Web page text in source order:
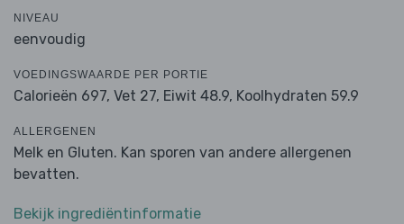
NIVEAU
eenvoudig
VOEDINGSWAARDE PER PORTIE
Calorieën 697, Vet 27, Eiwit 48.9, Koolhydraten 59.9
ALLERGENEN
Melk en Gluten. Kan sporen van andere allergenen
bevatten.
Bekijk ingrediëntinformatie